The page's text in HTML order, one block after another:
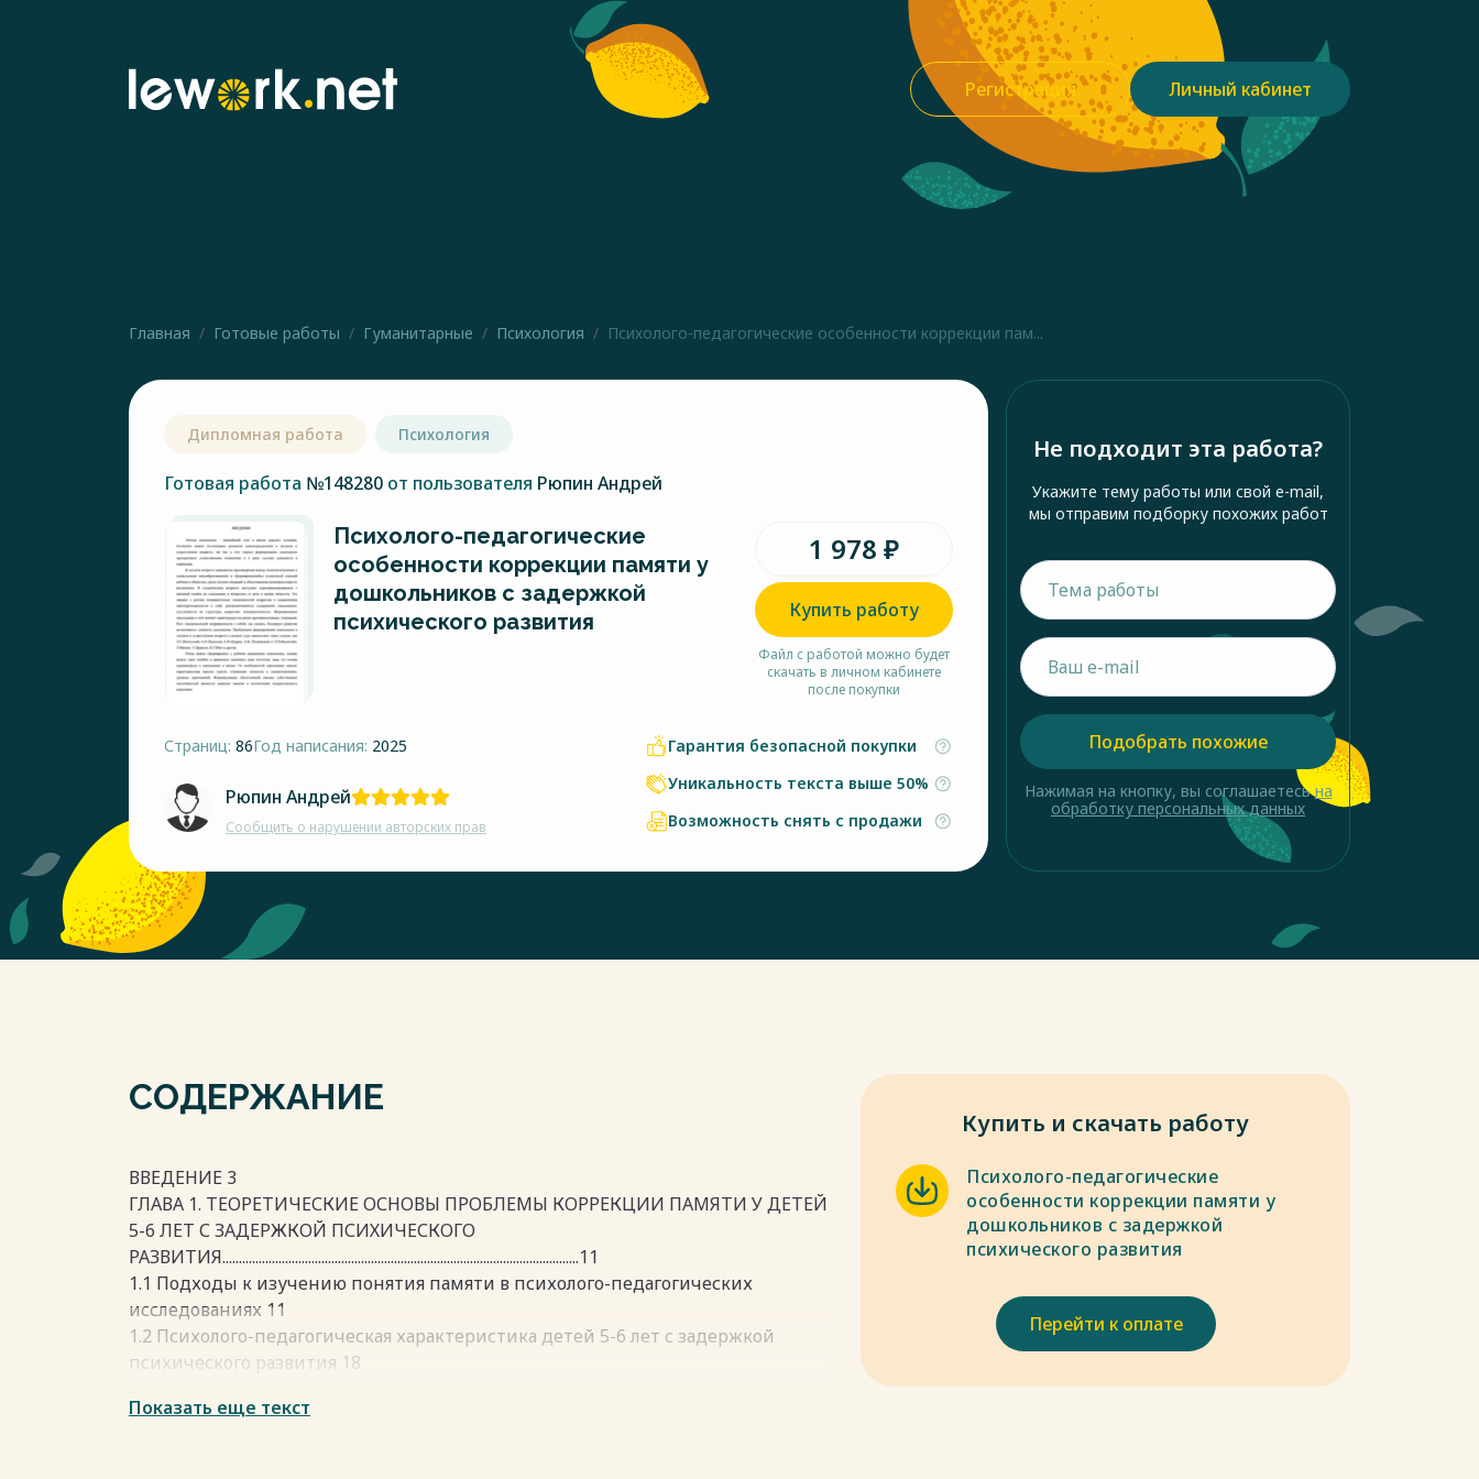
Регистрация Личный кабинет
Главная Готовые работы Гуманитарные Психология Психолого-педагогические особенности коррекции пам...
Дипломная работа Психология
Готовая работа №148280 от пользователя Рюпин Андрей
Психолого-педагогические
особенности коррекции памяти у
дошкольников с задержкой
психического развития
1 978 ₽
Купить работу
Файл с работой можно будет
скачать в личном кабинете
после покупки
Страниц: 86Год написания: 2025
Рюпин Андрей
Сообщить о нарушении авторских прав
Гарантия безопасной покупки
Уникальность текста выше 50%
Возможность снять с продажи
Не подходит эта работа?
Укажите тему работы или свой e-mail,
мы отправим подборку похожих работ
Подобрать похожие
Нажимая на кнопку, вы соглашаетесьна
обработку персональных данных
СОДЕРЖАНИЕ
ВВЕДЕНИЕ 3
ГЛАВА 1. ТЕОРЕТИЧЕСКИЕ ОСНОВЫ ПРОБЛЕМЫ КОРРЕКЦИИ ПАМЯТИ У ДЕТЕЙ
5-6 ЛЕТ С ЗАДЕРЖКОЙ ПСИХИЧЕСКОГО
РАЗВИТИЯ............................................................................................................11
1.1 Подходы к изучению понятия памяти в психолого-педагогических
исследованиях 11
1.2 Психолого-педагогическая характеристика детей 5-6 лет с задержкой
психического развития 18
развития 28
Показать еще текст
Купить и скачать работу
Психолого-педагогические
особенности коррекции памяти у
дошкольников с задержкой
психического развития
Перейти к оплате